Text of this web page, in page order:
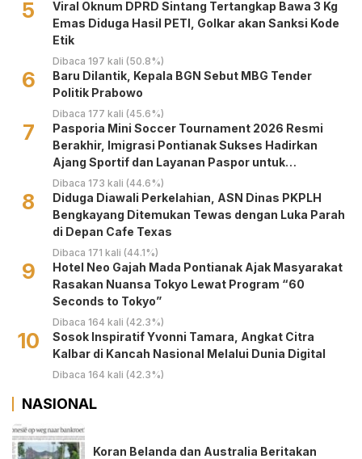
5
Viral Oknum DPRD Sintang Tertangkap Bawa 3 Kg
Emas Diduga Hasil PETI, Golkar akan Sanksi Kode
Etik
Dibaca 197 kali (50.8%)
6
Baru Dilantik, Kepala BGN Sebut MBG Tender
Politik Prabowo
Dibaca 177 kali (45.6%)
7
Pasporia Mini Soccer Tournament 2026 Resmi
Berakhir, Imigrasi Pontianak Sukses Hadirkan
Ajang Sportif dan Layanan Paspor untuk
Masyarakat
Dibaca 173 kali (44.6%)
8
Diduga Diawali Perkelahian, ASN Dinas PKPLH
Bengkayang Ditemukan Tewas dengan Luka Parah
di Depan Cafe Texas
Dibaca 171 kali (44.1%)
9
Hotel Neo Gajah Mada Pontianak Ajak Masyarakat
Rasakan Nuansa Tokyo Lewat Program “60
Seconds to Tokyo”
Dibaca 164 kali (42.3%)
10
‎Sosok Inspiratif Yvonni Tamara, Angkat Citra
Kalbar di Kancah Nasional Melalui Dunia Digital ‎
Dibaca 164 kali (42.3%)
NASIONAL
Koran Belanda dan Australia Beritakan